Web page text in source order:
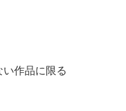
作品に限る